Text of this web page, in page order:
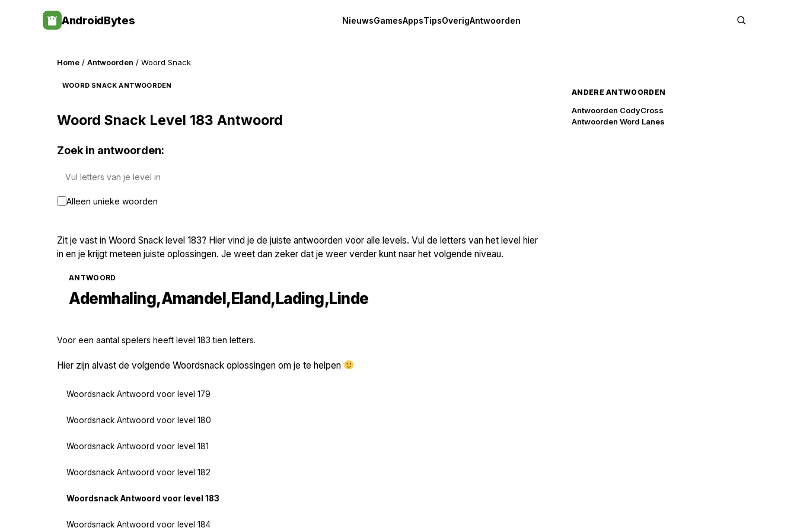
AndroidBytes NieuwsGamesAppsTipsOverigAntwoorden
Home / Antwoorden / Woord Snack
WOORD SNACK ANTWOORDEN
Woord Snack Level 183 Antwoord
Zoek in antwoorden:
Alleen unieke woorden
Zit je vast in Woord Snack level 183? Hier vind je de juiste antwoorden voor alle levels. Vul de letters van het level hier
in en je krijgt meteen juiste oplossingen. Je weet dan zeker dat je weer verder kunt naar het volgende niveau.
ANTWOORD
Ademhaling,Amandel,Eland,Lading,Linde
Voor een aantal spelers heeft level 183 tien letters.
Hier zijn alvast de volgende Woordsnack oplossingen om je te helpen
Woordsnack Antwoord voor level 179
Woordsnack Antwoord voor level 180
Woordsnack Antwoord voor level 181
Woordsnack Antwoord voor level 182
Woordsnack Antwoord voor level 183
Woordsnack Antwoord voor level 184
ANDERE ANTWOORDEN
Antwoorden CodyCross
Antwoorden Word Lanes